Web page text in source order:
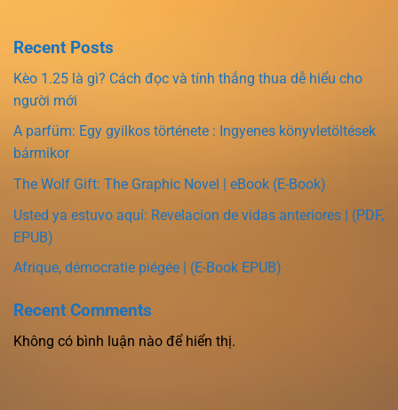
Recent Posts
Kèo 1.25 là gì? Cách đọc và tính thắng thua dễ hiểu cho
người mới
A parfüm: Egy gyilkos története : Ingyenes könyvletöltések
bármikor
The Wolf Gift: The Graphic Novel | eBook (E-Book)
Usted ya estuvo aquí: Revelacion de vidas anteriores | (PDF,
EPUB)
Afrique, démocratie piégée | (E-Book EPUB)
Recent Comments
Không có bình luận nào để hiển thị.